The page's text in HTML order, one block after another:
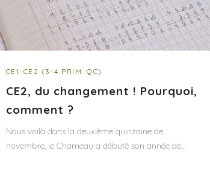
CE1-CE2 (3-4 PRIM. QC)
CE2, du changement ! Pourquoi,
comment ?
Nous voilà dans la deuxième quinzaine de
novembre, le Chameau a débuté son année de…